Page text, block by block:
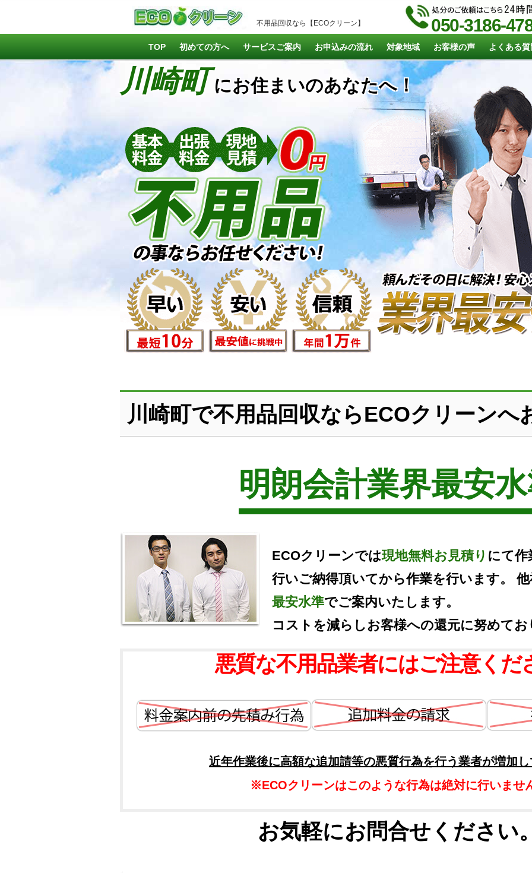
不用品回収なら【ECOクリーン】 050-3186-
TOP 初めての方へ サービスご案内 お申込みの流れ 対象地域 お客様の声 よくある質
川崎町 にお住まいのあなたへ！
川崎町で不用品回収ならECOクリーンへ
明朗会計業界最安
ECOクリーンでは現地無料お見積り にて作
行いご納得頂いてから作業を行います。
最安水準でご案内いたします。
コストを減らしお客様への還元に努めてお
悪質な不用品業者にはご注意くだ
近年作業後に高額な追加請等の悪質行為を行う業者が増加
※ECOクリーンはこのような行為は絶対に行いませ
お気軽にお問合せください